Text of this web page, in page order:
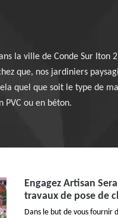
la ville de Conde Sur Iton
que, nos jardiniers
quel que soit le type de
PVC ou en béton.
Engagez Artisan
travaux de pose de
Dans le but de vous fournir